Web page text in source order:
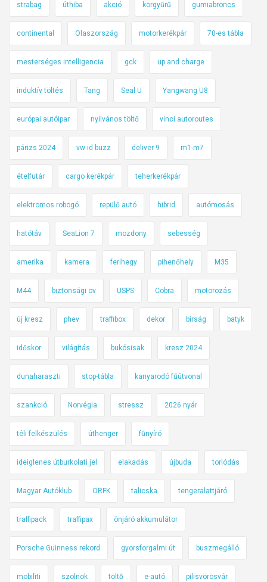
strabag úthiba akció körgyűrű gumiabroncs
continental Olaszország motorkerékpár 70-es tábla
mesterséges intelligencia gck up and charge
induktív töltés Tang Seal U Yangwang U8
európai autóipar nyilvános töltő vinci autoroutes
párizs 2024 vw id buzz deliver 9 m1-m7
ételfutár cargo kerékpár teherkerékpár
elektromos robogó repülő autó hibrid autómosás
hatótáv SeaLion 7 mozdony sebesség
amerika kamera ferihegy pihenőhely M35
M44 biztonsági öv USPS Cobra motorozás
új kresz phev traffibox dekor bírság batyk
időskor világítás bukósisak kresz 2024
dunaharaszti stop-tábla kanyarodó fűútvonal
szankció Norvégia stressz 2026 nyár
téli felkészülés úthenger fűnyíró
ideiglenes útburkolati jel elakadás újbuda torlódás
Magyar Autóklub ORFK talicska tengeralattjáró
traffipack traffipax önjáró akkumulátor
Porsche Guinness rekord gyorsforgalmi út buszmegálló
mobiliti szolnok töltő e-autó pilisvörösvár